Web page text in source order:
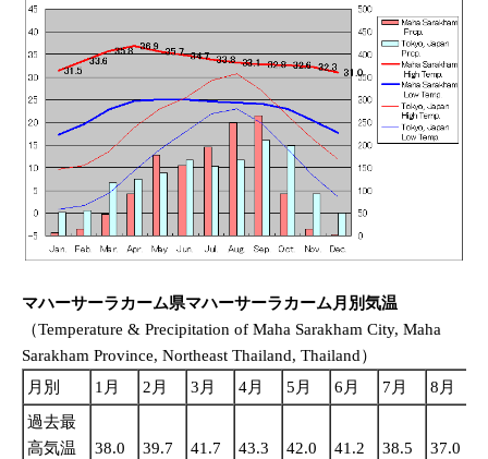
マハーサーラカーム県マハーサーラカーム月別気温
（Temperature & Precipitation of Maha Sarakham City, Maha
Sarakham Province, Northeast Thailand, Thailand）
月別
1月 2月 3月 4月 5月 6月 7月 8月
過去最
高気温
38.0 39.7 41.7 43.3 42.0 41.2 38.5 37.0